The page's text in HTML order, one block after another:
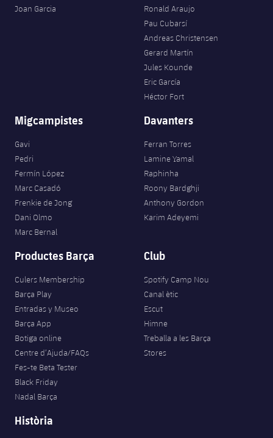
Joan Garcia
Ronald Araujo
Pau Cubarsí
Andreas Christensen
Gerard Martín
Jules Kounde
Eric García
Héctor Fort
Migcampistes
Gavi
Pedri
Fermín López
Marc Casadó
Frenkie de Jong
Dani Olmo
Marc Bernal
Davanters
Ferran Torres
Lamine Yamal
Raphinha
Roony Bardghji
Anthony Gordon
Karim Adeyemi
Productes Barça
Culers Membership
Barça Play
Entradas y Museo
Barça App
Botiga online
Centre d’Ajuda/FAQs
Fes-te Beta Tester
Black Friday
Nadal Barça
Club
Spotify Camp Nou
Canal ètic
Escut
Himne
Treballa a les Barça
Stores
Història